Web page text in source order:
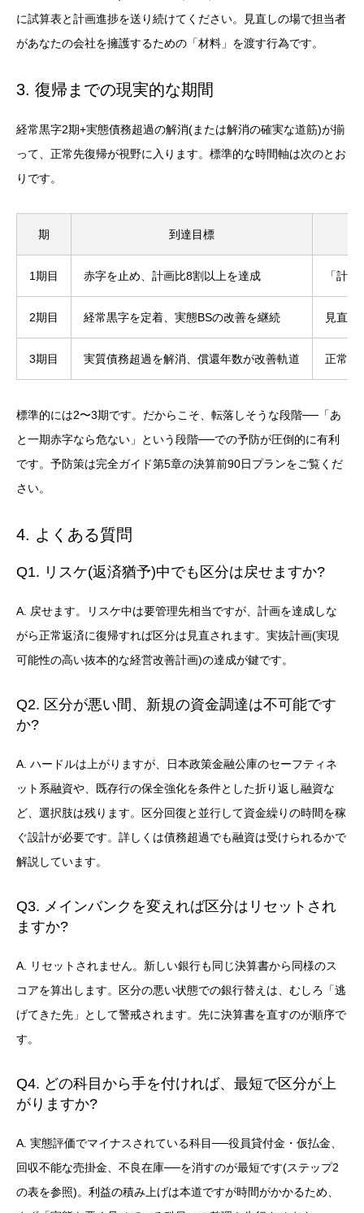
に試算表と計画進捗を送り続けてください。見直しの場で担当者
があなたの会社を擁護するための「材料」を渡す行為です。
3. 復帰までの現実的な期間
経常黒字2期+実態債務超過の解消(または解消の確実な道筋)が揃
って、正常先復帰が視野に入ります。標準的な時間軸は次のとお
りです。
期 到達目標
1期目 赤字を止め、計画比8割以上を達成 「計
2期目 経常黒字を定着、実態BSの改善を継続 見直し
3期目 実質債務超過を解消、償還年数が改善軌道 正常先
標準的には2〜3期です。だからこそ、転落しそうな段階──「あ
と一期赤字なら危ない」という段階──での予防が圧倒的に有利
です。予防策は完全ガイド第5章の決算前90日プランをご覧くだ
さい。
4. よくある質問
Q1. リスケ(返済猶予)中でも区分は戻せますか?
A. 戻せます。リスケ中は要管理先相当ですが、計画を達成しな
がら正常返済に復帰すれば区分は見直されます。実抜計画(実現
可能性の高い抜本的な経営改善計画)の達成が鍵です。
Q2. 区分が悪い間、新規の資金調達は不可能です
か?
A. ハードルは上がりますが、日本政策金融公庫のセーフティネ
ット系融資や、既存行の保全強化を条件とした折り返し融資な
ど、選択肢は残ります。区分回復と並行して資金繰りの時間を稼
ぐ設計が必要です。詳しくは債務超過でも融資は受けられるかで
解説しています。
Q3. メインバンクを変えれば区分はリセットされ
ますか?
A. リセットされません。新しい銀行も同じ決算書から同様のス
コアを算出します。区分の悪い状態での銀行替えは、むしろ「逃
げてきた先」として警戒されます。先に決算書を直すのが順序で
す。
Q4. どの科目から手を付ければ、最短で区分が上
がりますか?
A. 実態評価でマイナスされている科目──役員貸付金・仮払金、
回収不能な売掛金、不良在庫──を消すのが最短です(ステップ2
の表を参照)。利益の積み上げは本道ですが時間がかかるため、